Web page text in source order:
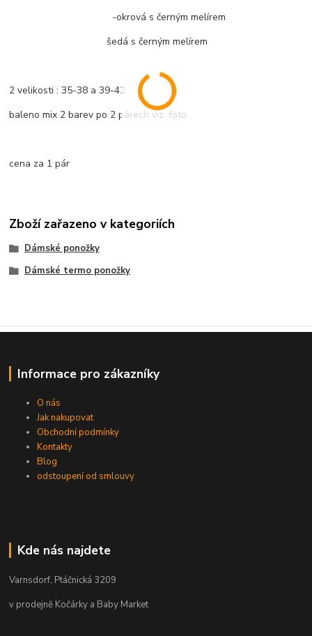
-okrová s černým melírem
šedá s černým melírem
2 velikosti : 35-38 a 39-42
baleno mix 2 barev po 2 párech viz. foto
cena za 1 pár
Zboží zařazeno v kategoriích
Dámské ponožky
Dámské termo ponožky
Informace pro zákazníky
O nás
Jak nakupovat
Obchodní podmínky
Kontakty
Blog
odstoupení od smlouvy
Kde nás najdete
Varnsdorf, Ptáčnická 3209
v prodejně Kočárky a Baby Market